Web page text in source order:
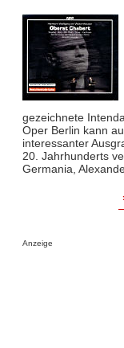
gezeichnete
Oper Berlin kann
interessanter
20. Jahrhunderts
Germania,
Anzeige